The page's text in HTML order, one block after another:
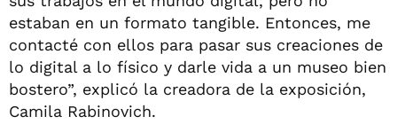
estaban en un formato tangible. Entonces, me
contacté con ellos para pasar sus creaciones de
lo digital a lo físico y darle vida a un museo bien
bostero”, explicó la creadora de la exposición,
Camila Rabinovich.